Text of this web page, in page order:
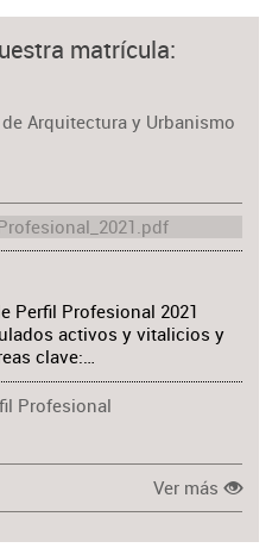
matrícula:
Arquitectura y Urbanismo
Perfil Profesional 2021
activos y vitalicios y
clave:…
Profesional
Ver más